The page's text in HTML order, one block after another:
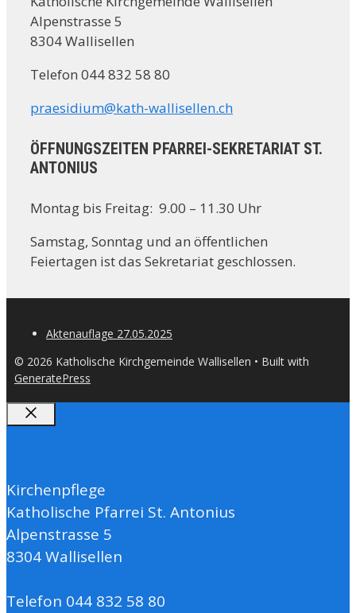
Alpenstrasse 5
8304 Wallisellen
Telefon 044 832 58 80
praesidium@kath-wallisellen.ch
ÖFFNUNGSZEITEN PFARREI-SEKRETARIAT ST.
ANTONIUS
Montag bis Freitag: 9.00 – 11.30 Uhr
Samstag, Sonntag und an öffentlichen
Feiertagen ist das Sekretariat geschlossen.
Aktenauflage 27.05.2025
© 2026 Katholische Kirchgemeinde Wallisellen • Built with
GeneratePress
Close
Kirchenpflege
Katholische Pfarrei St. Antonius
Alpenstrasse 5
8304 Wallisellen
Telefon 044 832 58 80